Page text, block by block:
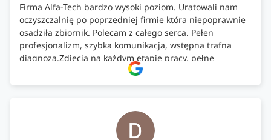
Firma Alfa-Tech bardzo wysoki poziom. Uratowali nam
oczyszczalnię po poprzedniej firmie która niepoprawnie
osadziła zbiornik. Polecam z całego serca. Pełen
profesjonalizm, szybka komunikacja, wstępna trafna
diagnoza.Zdjęcia na każdym etapie pracy, pełne
doradztwo.Dobrze wyszkoleni i znający się na rzeczy.
Podsumowując ekipa na wysokim poziomie, rzetelna.